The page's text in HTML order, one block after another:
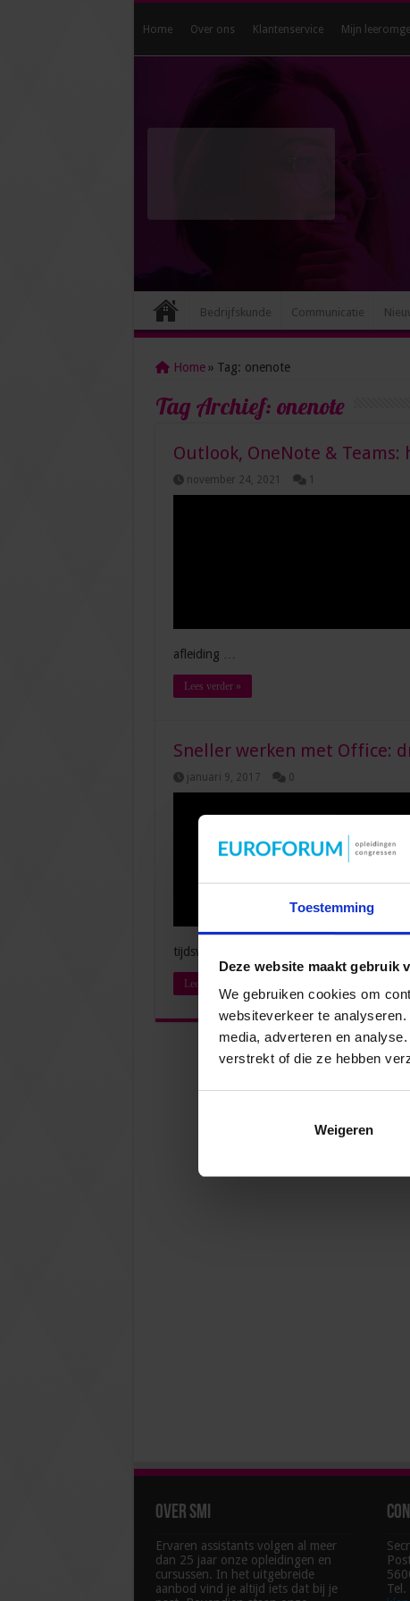
Toestemming
Deze website maakt gebruik
We gebruiken cookies om
websiteverkeer te
media, adverteren en
verstrekt of die ze hebben
Weigeren
Home Over ons Klantenservice Mijn
Bedrijfskunde Communicatie
Home » Tag: onenote
Tag Archief: onenote
Outlook, OneNote &
november 24, 2021
afleiding …
Lees verder »
Sneller werken met Office:
januari 9, 2017 0
tijdswinst behalen. Daarnaast helpt het …
Lees verder »
Over SMI
Ervaren assistants volgen al meer
dan 25 jaar onze opleidingen en
cursussen. In het uitgebreide
aanbod vind je altijd iets dat bij je